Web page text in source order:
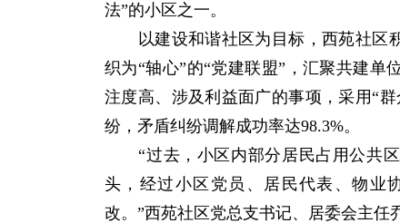
法”的小区之一。
以建设和谐社区为目标，西苑社区积
织为“轴心”的“党建联盟”，汇聚共建单
注度高、涉及利益面广的事项，采用“
纷，矛盾纠纷调解成功率达98.3%。
“过去，小区内部分居民占用公共区
头，经过小区党员、居民代表、物业
改。”西苑社区党总支书记、居委会主任